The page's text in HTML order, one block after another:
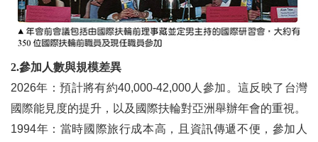
2.參加人數與規模差異
2026年：預計將有約40,000-42,000人參加。這反映了台灣
國際能見度的提升，以及國際扶輪對亞洲舉辦年會的重視。
1994年：當時國際旅行成本高，且資訊傳遞不便，參加人